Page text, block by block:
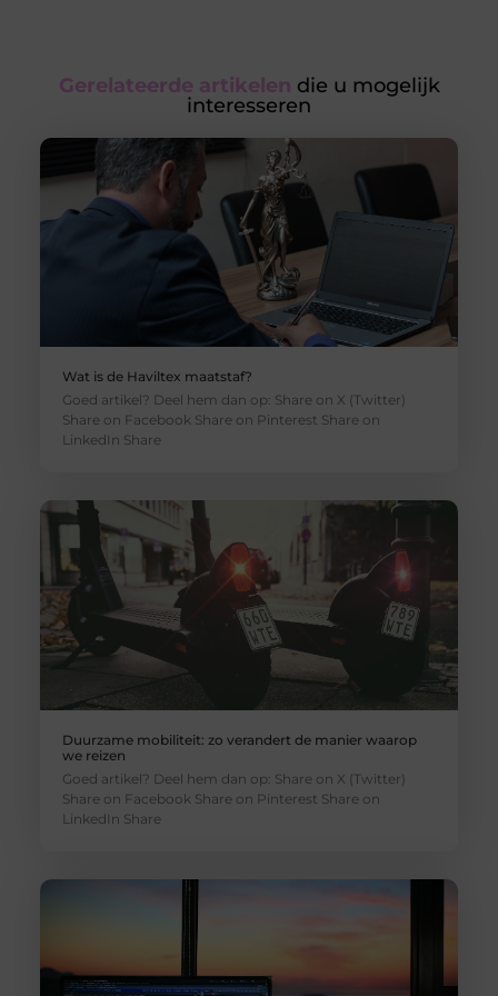
Gerelateerde artikelen die u mogelijk
interesseren
Wat is de Haviltex maatstaf?
Goed artikel? Deel hem dan op: Share on X (Twitter)
Share on Facebook Share on Pinterest Share on
LinkedIn Share
Duurzame mobiliteit: zo verandert de manier waarop
we reizen
Goed artikel? Deel hem dan op: Share on X (Twitter)
Share on Facebook Share on Pinterest Share on
LinkedIn Share